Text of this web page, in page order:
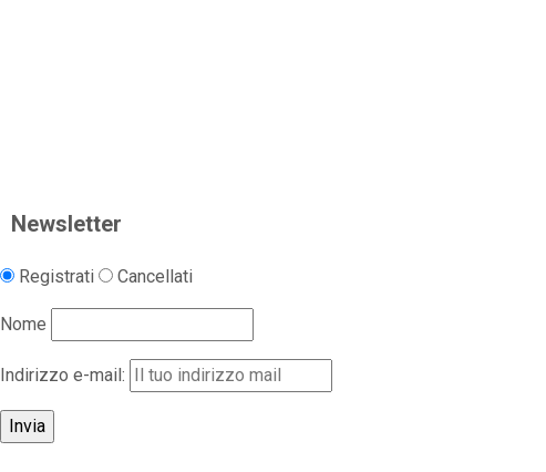
Newsletter
Registrati Cancellati
Nome
Indirizzo e-mail: